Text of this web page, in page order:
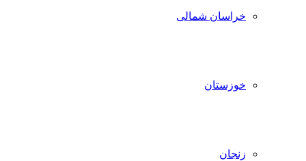
خراسان شمالی
خوزستان
زنجان